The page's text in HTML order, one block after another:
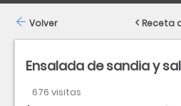
Ensalada de sandia y
676 visitas
Volver Receta